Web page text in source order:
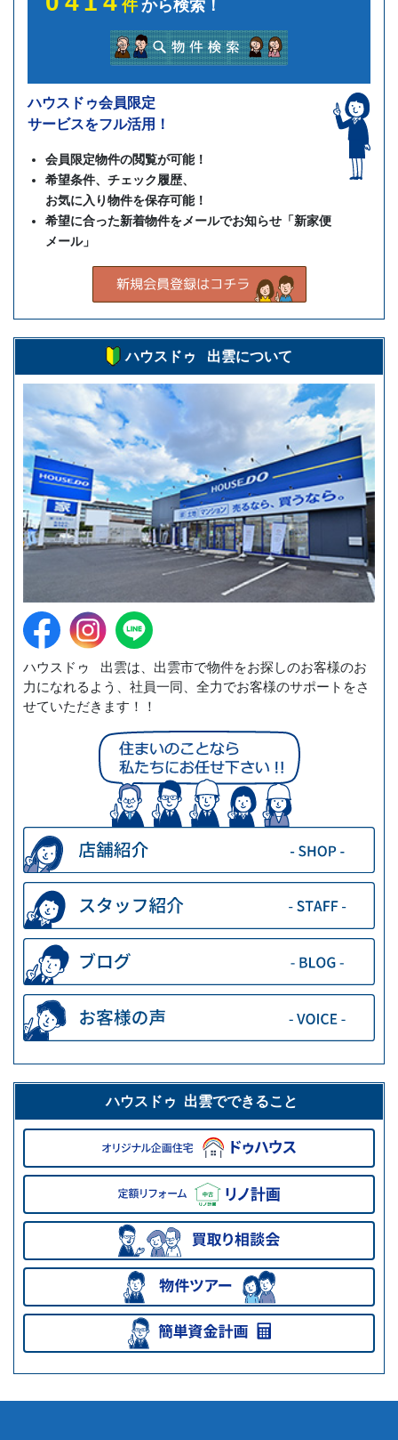
件から検索！
ハウスドゥ会員限定
サービスをフル活用！
会員限定物件の閲覧が可能！
希望条件、チェック履歴、
お気に入り物件を保存可能！
希望に合った新着物件をメールでお知らせ「新家便
メール」
ハウスドゥ 出雲について
ハウスドゥ 出雲は、出雲市で物件をお探しのお客様のお
力になれるよう、社員一同、全力でお客様のサポートをさ
せていただきます！！
ハウスドゥ 出雲でできること